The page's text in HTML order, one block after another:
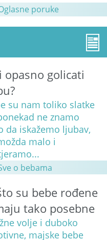
poruke
opasno golicati
su nam toliko slatke
ne znamo
da iskažemo ljubav,
malo i
o bebama
su bebe rođene
tako posebne
volje i duboko
majske bebe